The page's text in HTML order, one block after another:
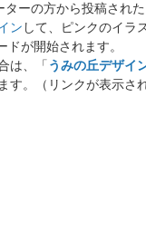
ーの方から投稿され
ン して、ピンクのイラ
ドが開始されます。
は、「 うみの丘デザイ
す。（リンクが表示さ